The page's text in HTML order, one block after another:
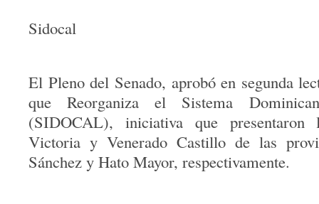
Sidocal
El Pleno del Senado, aprobó en segunda
que Reorganiza el Sistema
(SIDOCAL), iniciativa que presentaron
Victoria y Venerado Castillo de las
Sánchez y Hato Mayor, respectivamente.